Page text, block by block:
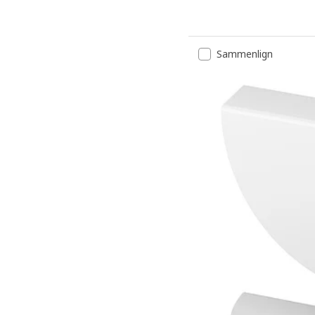
Sammenlign